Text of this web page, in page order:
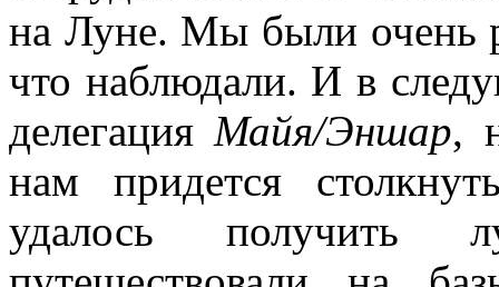
на Луне. Мы были очень
что наблюдали. И в
делегацияМайя/Эншар,
нам придется
удалось